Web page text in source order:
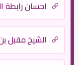
احسان رابطة
الشيخ مقبل